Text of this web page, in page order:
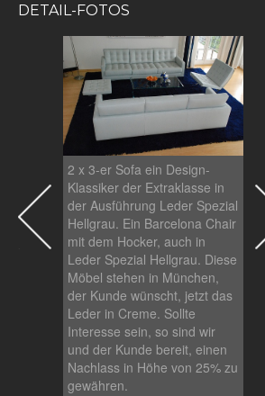
DETAIL-FOTOS
2 x 3-er Sofa ein Design-
Klassiker der Extraklasse in
der Ausführung Leder Spezial
Hellgrau. Ein Barcelona Chair
mit dem Hocker, auch in
Leder Spezial Hellgrau. Diese
Möbel stehen in München,
der Kunde wünscht, jetzt das
Leder in Creme. Sollte
Interesse sein, so sind wir
und der Kunde bereit, einen
Nachlass in Höhe von 25% zu
gewähren.